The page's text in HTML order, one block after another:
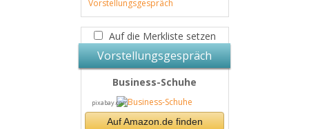
Vorstellungsgespräch
Auf die Merkliste setzen
Vorstellungsgespräch
Business-Schuhe
pixabay.com
Auf Amazon.de finden